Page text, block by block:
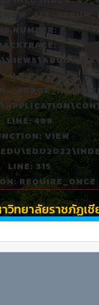
NUMBER: 7
LINE: 7
LINE: 499
VIEW
LINE: 315
REQUIRE_ONCE
ทยาลัยราชภัฏเชี